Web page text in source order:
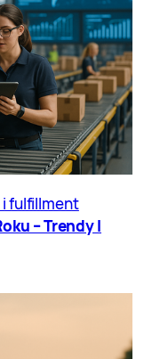
fulfillment
– Trendy I